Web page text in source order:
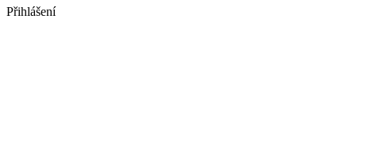
Přihlášení